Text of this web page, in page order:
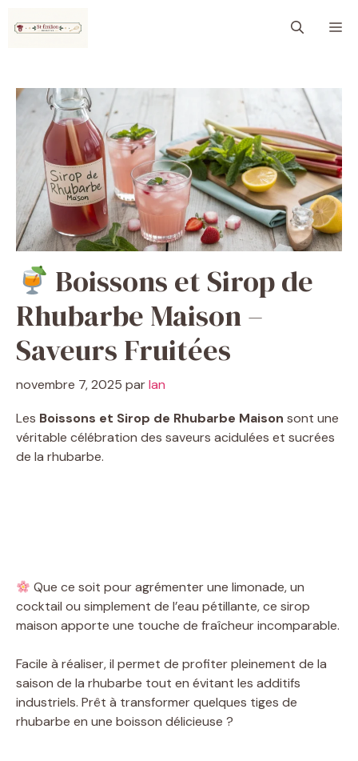
Boissons et Sirop de
Rhubarbe Maison –
Saveurs Fruitées
novembre 7, 2025 parIan
Les Boissons et Sirop de Rhubarbe Maison sont une
véritable célébration des saveurs acidulées et sucrées
de la rhubarbe.
Que ce soit pour agrémenter une limonade, un
cocktail ou simplement de l’eau pétillante, ce sirop
maison apporte une touche de fraîcheur incomparable.
Facile à réaliser, il permet de profiter pleinement de la
saison de la rhubarbe tout en évitant les additifs
industriels. Prêt à transformer quelques tiges de
rhubarbe en une boisson délicieuse ?